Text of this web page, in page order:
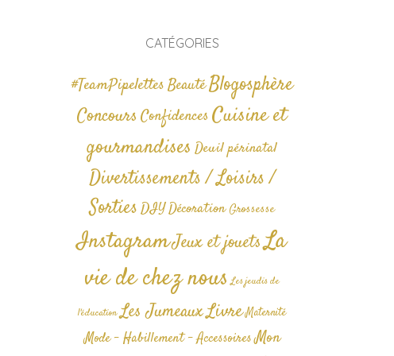
CATÉGORIES
#TeamPipelettesBeautéBlogosphère
ConcoursConfidences Cuisine et
gourmandises Deuil périnatal
Divertissements / Loisirs /
SortiesDIYDécoration Grossesse
InstagramJeux et jouetsLa
vie de chez nous Les jeudis de
l'éducation Les JumeauxLivre Maternité
Mode - Habillement - AccessoiresMon